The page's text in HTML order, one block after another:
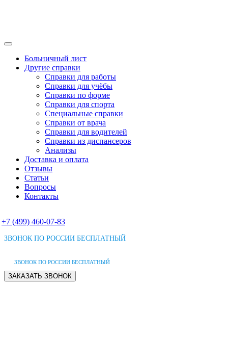
Больничный лист
Другие справки
Справки для работы
Справки для учёбы
Справки по форме
Справки для спорта
Специальные справки
Справки от врача
Справки для водителей
Справки из диспансеров
Анализы
Доставка и оплата
Отзывы
Статьи
Вопросы
Контакты
+7 (499) 460-07-83
ЗВОНОК ПО РОССИИ БЕСПЛАТНЫЙ
ЗВОНОК ПО РОССИИ БЕСПЛАТНЫЙ